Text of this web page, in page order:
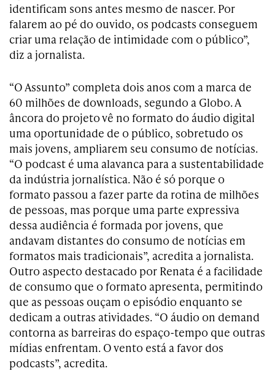
identificam sons antes mesmo de nascer. Por
falarem ao pé do ouvido, os podcasts conseguem
criar uma relação de intimidade com o público”,
diz a jornalista.
“O Assunto” completa dois anos com a marca de
60 milhões de downloads, segundo a Globo. A
âncora do projeto vê no formato do áudio digital
uma oportunidade de o público, sobretudo os
mais jovens, ampliarem seu consumo de notícias.
“O podcast é uma alavanca para a sustentabilidade
da indústria jornalística. Não é só porque o
formato passou a fazer parte da rotina de milhões
de pessoas, mas porque uma parte expressiva
dessa audiência é formada por jovens, que
andavam distantes do consumo de notícias em
formatos mais tradicionais”, acredita a jornalista.
Outro aspecto destacado por Renata é a facilidade
de consumo que o formato apresenta, permitindo
que as pessoas ouçam o episódio enquanto se
dedicam a outras atividades. “O áudio on demand
contorna as barreiras do espaço-tempo que outras
mídias enfrentam. O vento está a favor dos
podcasts”, acredita.